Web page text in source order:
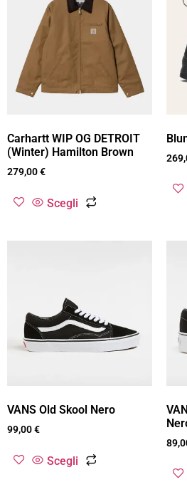
Carhartt WIP OG DETROIT
(Winter) Hamilton Brown
279,00€
Scegli
VANS Old Skool Nero
99,00€
Scegli